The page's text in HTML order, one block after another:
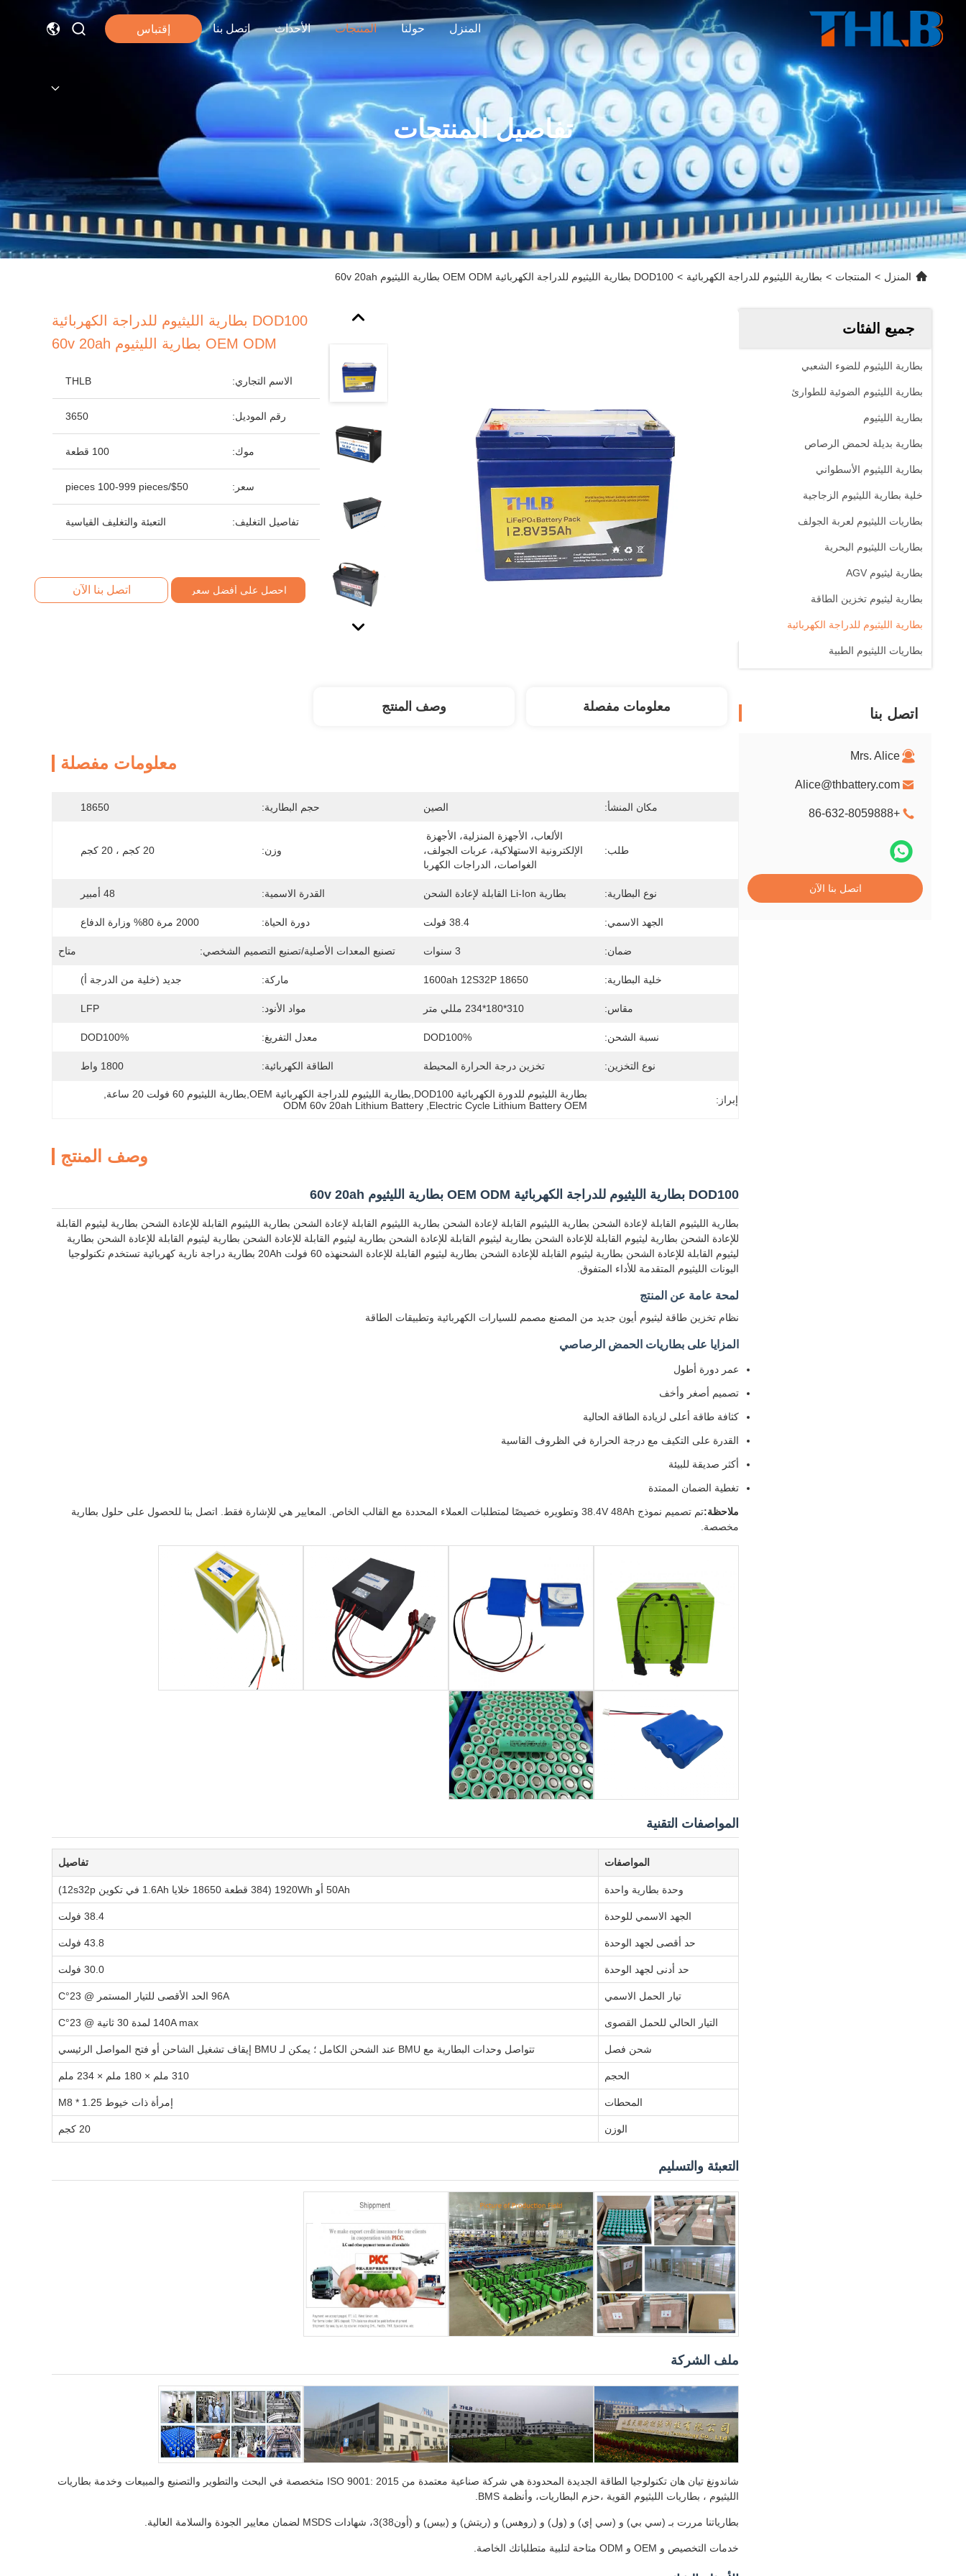
المنزل حولنا المنتجات الأحداث اتصل بنا إقتباس
تفاصيل المنتجات
المنزل > المنتجات > بطارية الليثيوم للدراجة الكهربائية > DOD100 بطارية الليثيوم للدراجة الكهربائية OEM ODM بطارية الليثيوم 60v 20ah
جميع الفئات
بطارية الليثيوم للضوء الشعبي
بطارية الليثيوم الضوئية للطوارئ
بطارية الليثيوم
بطارية بديلة لحمض الرصاص
بطارية الليثيوم الأسطواني
خلية بطارية الليثيوم الزجاجية
بطاريات الليثيوم لعربة الجولف
بطاريات الليثيوم البحرية
بطارية ليثيوم AGV
بطارية ليثيوم تخزين الطاقة
بطارية الليثيوم للدراجة الكهربائية
بطاريات الليثيوم الطبية
اتصل بنا
Mrs. Alice
Alice@thbattery.com
+86-632-8059888
اتصل بنا الآن
DOD100 بطارية الليثيوم للدراجة الكهربائية
OEM ODM بطارية الليثيوم 60v 20ah
الاسم التجاري: THLB
رقم الموديل: 3650
موك: 100 قطعة
سعر: $50/pieces 100-999 pieces
تفاصيل التغليف: التعبئة والتغليف القياسية
احصل على أفضل سعر اتصل بنا الآن
معلومات مفصلة وصف المنتج
معلومات مفصلة
مكان المنشأ: الصين حجم البطارية: 18650
طلب:
الغواصات، الدراجات الكهربا
وزن: 20 كجم ، 20 كجم
نوع البطارية: بطارية Li-Ion القابلة لإعادة الشحن القدرة الاسمية: 48 أمبير
الجهد الاسمي: 38.4 فولت دورة الحياة: 2000 مرة 80% وزارة الدفاع
ضمان: 3 سنوات تصنيع المعدات الأصلية/تصنيع التصميم الشخصي: متاح
خلية البطارية: 18650 1600ah 12S32P ماركة: جديد (خلية من الدرجة أ)
مقاس: 310*180*234 مللي متر مواد الأنود: LFP
نسبة الشحن: DOD100% معدل التفريغ: DOD100%
نوع التخزين: تخزين درجة الحرارة المحيطة الطاقة الكهربائية: 1800 واط
إبراز: بطارية الليثيوم للدورة الكهربائية DOD100,بطارية الليثيوم للدراجة الكهربائية OEM,بطارية الليثيوم 60 فولت 20 ساعة
Electric Cycle Lithium Battery OEM
,
ODM 60v 20ah Lithium Battery
وصف المنتج
DOD100 بطارية الليثيوم للدراجة الكهربائية OEM ODM بطارية الليثيوم 60v 20ah
بطارية الليثيوم القابلة لإعادة الشحن بطارية الليثيوم القابلة لإعادة الشحن بطارية الليثيوم القابلة لإعادة الشحن بطارية الليثيوم القابلة للإعادة الشحن بطارية ليثيوم القابلة
للإعادة الشحن بطارية ليثيوم القابلة للإعادة الشحن بطارية ليثيوم القابلة للإعادة الشحن بطارية ليثيوم القابلة للإعادة الشحن بطارية ليثيوم القابلة للإعادة الشحن بطارية
ليثيوم القابلة للإعادة الشحن بطارية ليثيوم القابلة للإعادة الشحن بطارية ليثيوم القابلة للإعادة الشحنهذه 60 فولت 20Ah بطارية دراجة نارية كهربائية تستخدم تكنولوجيا
اليونات الليثيوم المتقدمة للأداء المتفوق.
لمحة عامة عن المنتج
نظام تخزين طاقة ليثيوم أيون جديد من المصنع مصمم للسيارات الكهربائية وتطبيقات الطاقة
المزايا على بطاريات الحمض الرصاصي
عمر دورة أطول
تصميم أصغر وأخف
كثافة طاقة أعلى لزيادة الطاقة الحالية
القدرة على التكيف مع درجة الحرارة في الظروف القاسية
أكثر صديقة للبيئة
تغطية الضمان الممتدة
ملاحظة:
تم تصميم نموذج 38.4V 48Ah وتطويره خصيصًا لمتطلبات العملاء المحددة مع القالب الخاص. المعايير هي للإشارة فقط. اتصل بنا للحصول على حلول بطارية
مخصصة.
المواصفات التقنية
المواصفات تفاصيل
وحدة بطارية واحدة 50Ah أو 1920Wh (384 قطعة 18650 خلايا 1.6Ah في تكوين 12s32p)
الجهد الاسمي للوحدة 38.4 فولت
حد أقصى لجهد الوحدة 43.8 فولت
حد أدنى لجهد الوحدة 30.0 فولت
تيار الحمل الاسمي 96A الحد الأقصى للتيار المستمر @ 23°C
التيار الحالي للحمل القصوى 140A max لمدة 30 ثانية @ 23°C
شحن فصل تتواصل وحدات البطارية مع BMU عند الشحن الكامل ؛ يمكن لـ BMU إيقاف تشغيل الشاحن أو فتح المواصل الرئيسي
الحجم 310 ملم × 180 ملم × 234 ملم
المحطات إمرأة ذات خيوط M8 * 1.25
الوزن 20 كجم
التعبئة والتسليم
ملف الشركة
شاندونغ تيان هان تكنولوجيا الطاقة الجديدة المحدودة هي شركة صناعية معتمدة من ISO 9001: 2015 متخصصة في البحث والتطوير والتصنيع والمبيعات وخدمة بطاريات
الليثيوم ، بطاريات الليثيوم القوية ،حزم البطاريات، وأنظمة BMS.
بطارياتنا مررت بـ (سي بي) و (سي إي) و (ول) و (روهس) و (ريتش) و (بيس) و (أون38)3، شهادات MSDS لضمان معايير الجودة والسلامة العالية.
خدمات التخصيص و OEM و ODM متاحة لتلبية متطلباتك الخاصة.